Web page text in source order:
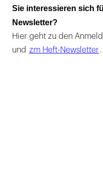
Sie interessieren sich
Newsletter?
Hier geht zu den
und zm Heft-Newsletter .